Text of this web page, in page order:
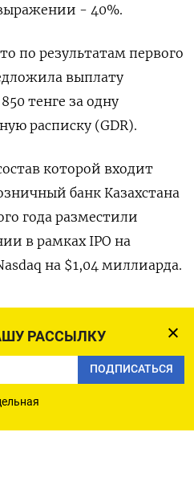
РАССЫЛКУ
ПОДПИСАТЬСЯ
- 40%.
по результатам первого
выплату
тенге за одну
расписку (GDR).
которой входит
банк Казахстана
года разместили
в рамках IPO на
на $1,04 миллиарда.
НА ТЕЛЕГРАМ
В GOOGLE